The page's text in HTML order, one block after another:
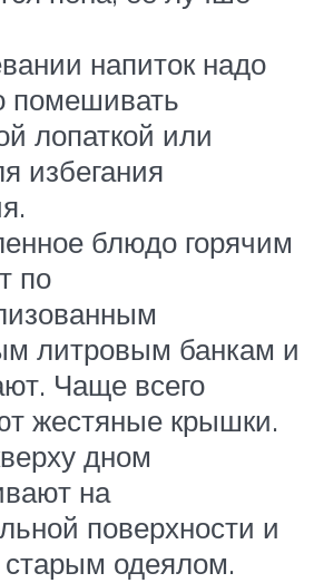
напиток надо
помешивать
лопаткой или
избегания
блюдо горячим
по
литровым банкам и
Чаще всего
жестяные крышки.
дном
на
поверхности и
одеялом.